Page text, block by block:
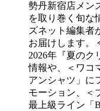
勢丹新宿店メン
を取り巻く旬な
ズネット編集者
お届けします。
2026年『夏のク
情報や、＜ワコ
アンシャツ」に
モーション、＜
最上級ライン「